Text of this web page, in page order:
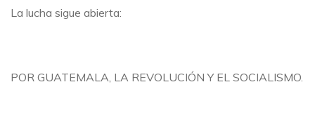
La lucha sigue abierta:
POR GUATEMALA, LA REVOLUCIÓN Y EL SOCIALISMO.